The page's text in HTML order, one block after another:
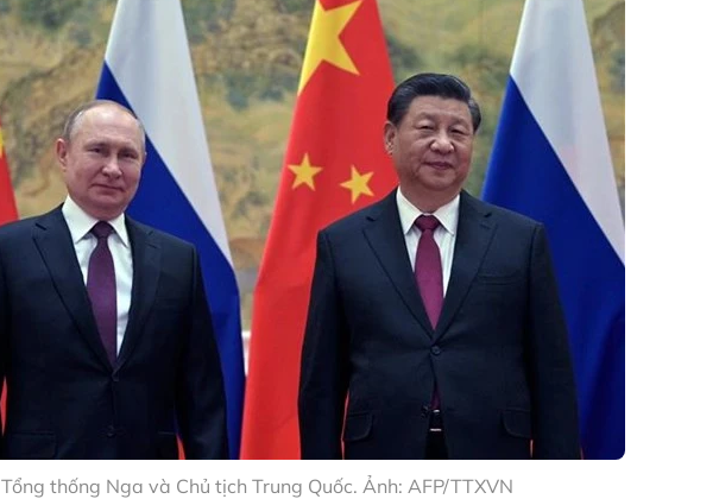
Tổng thống Nga và Chủ tịch Trung Quốc. Ảnh: AFP/TTXVN